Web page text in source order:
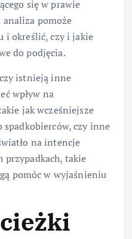
się w prawie
pomoże
i określić, czy i jakie
do podjęcia.
istnieją inne
wpływ na
jak wcześniejsze
czy inne
na intencje
przypadkach, takie
pomóc w wyjaśnieniu